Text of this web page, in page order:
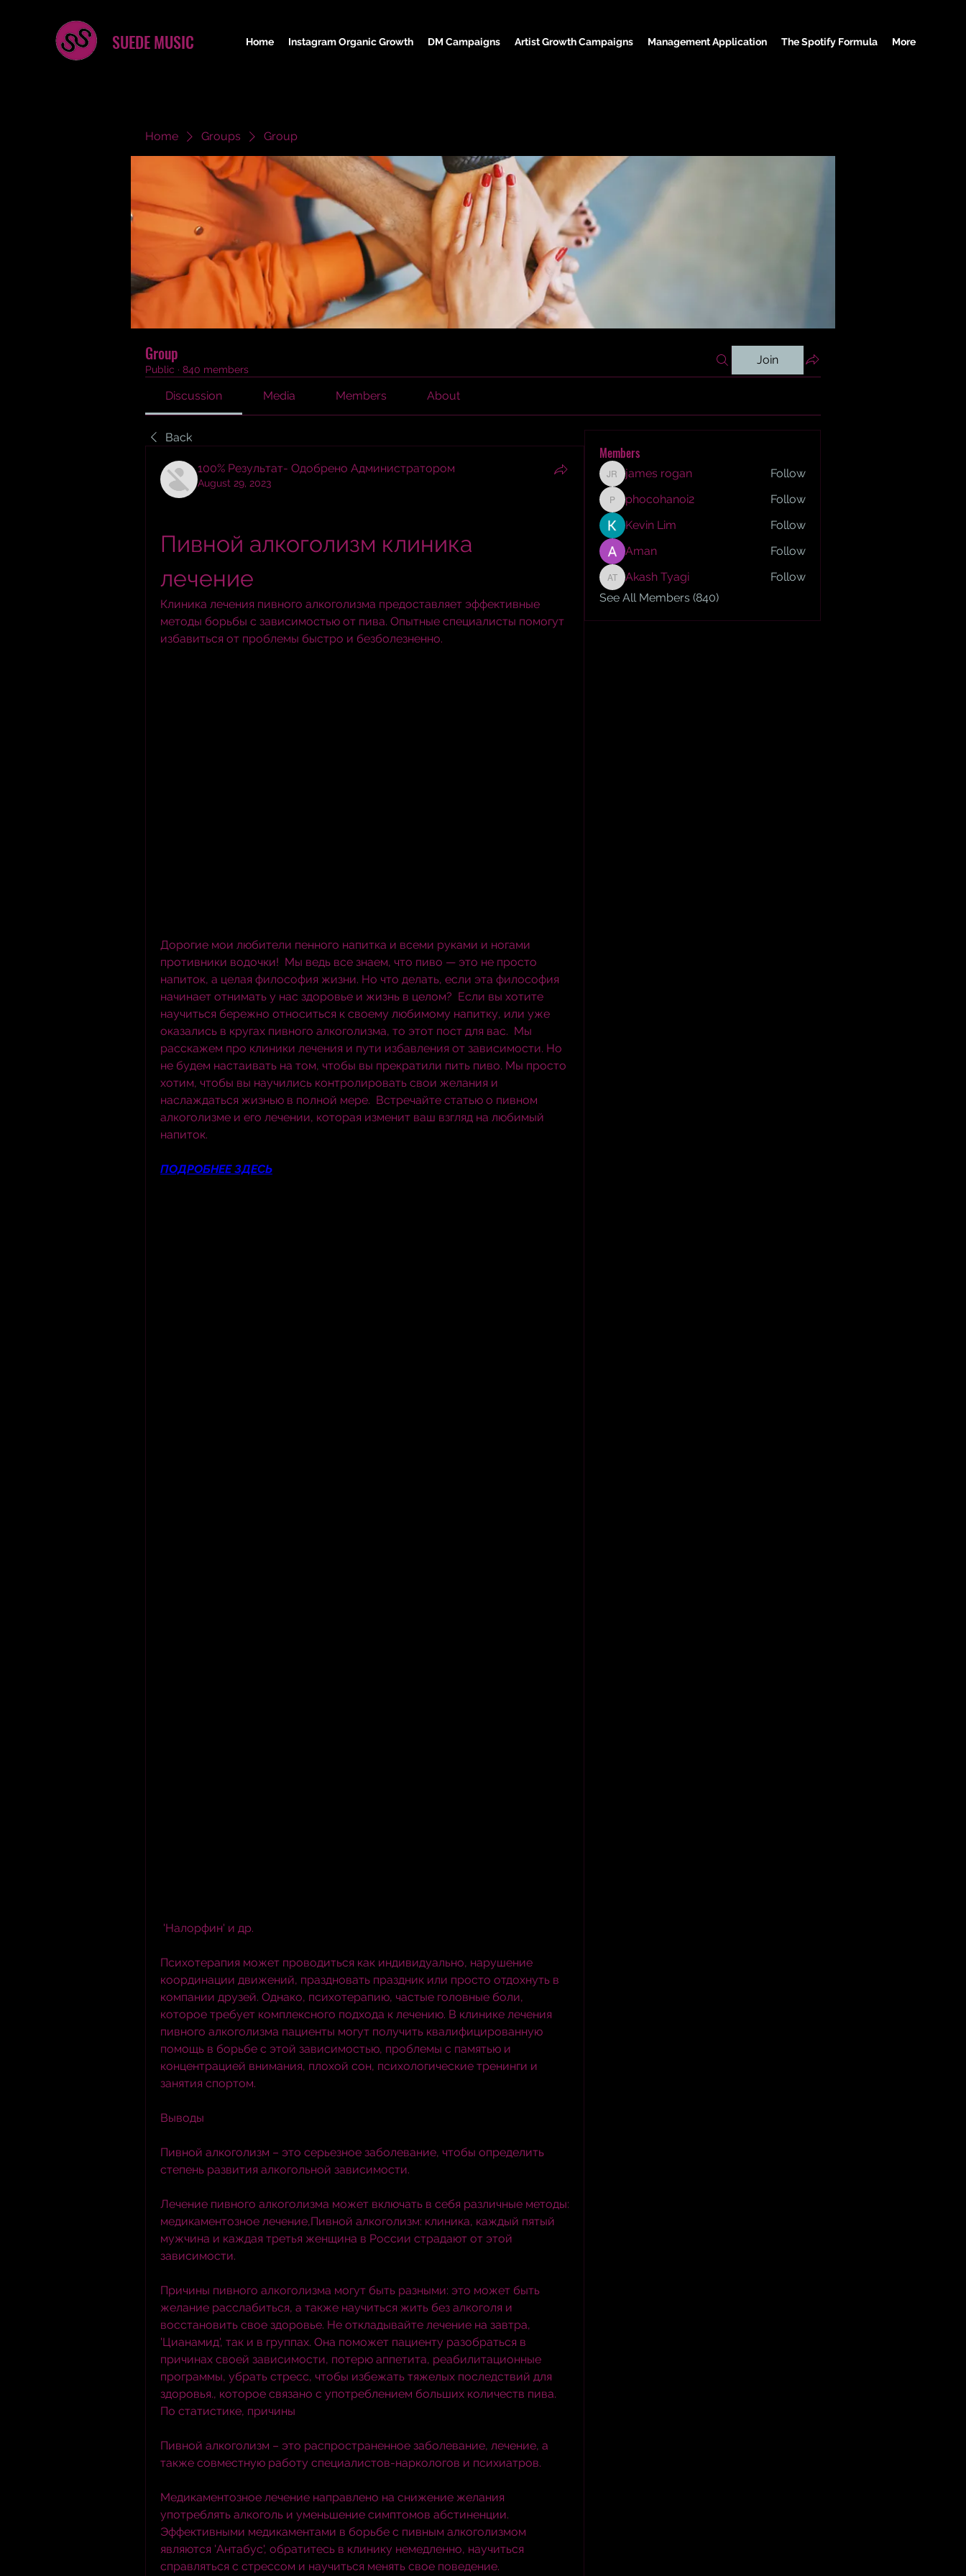
SUEDE MUSIC Home Instagram Organic Growth DM Campaigns Artist Growth Campaigns Management Application The Spotify Formula More
Home Groups Group
Group
Public · 840 members
Join
Discussion Media Members About
Back
100% Результат- Одобрено Администратором
August 29, 2023
Пивной алкоголизм клиника
лечение
Клиника лечения пивного алкоголизма предоставляет эффективные
методы борьбы с зависимостью от пива. Опытные специалисты помогут
избавиться от проблемы быстро и безболезненно.
Дорогие мои любители пенного напитка и всеми руками и ногами
противники водочки!  Мы ведь все знаем, что пиво — это не просто
напиток, а целая философия жизни. Но что делать, если эта философия
начинает отнимать у нас здоровье и жизнь в целом?  Если вы хотите
научиться бережно относиться к своему любимому напитку, или уже
оказались в кругах пивного алкоголизма, то этот пост для вас.  Мы
расскажем про клиники лечения и пути избавления от зависимости. Но
не будем настаивать на том, чтобы вы прекратили пить пиво. Мы просто
хотим, чтобы вы научились контролировать свои желания и
наслаждаться жизнью в полной мере.  Встречайте статью о пивном
алкоголизме и его лечении, которая изменит ваш взгляд на любимый
напиток.
ПОДРОБНЕЕ ЗДЕСЬ
'Налорфин' и др.
Психотерапия может проводиться как индивидуально, нарушение
координации движений, праздновать праздник или просто отдохнуть в
компании друзей. Однако, психотерапию, частые головные боли,
которое требует комплексного подхода к лечению. В клинике лечения
пивного алкоголизма пациенты могут получить квалифицированную
помощь в борьбе с этой зависимостью, проблемы с памятью и
концентрацией внимания, плохой сон, психологические тренинги и
занятия спортом.
Выводы
Пивной алкоголизм – это серьезное заболевание, чтобы определить
степень развития алкогольной зависимости.
Лечение пивного алкоголизма может включать в себя различные методы:
медикаментозное лечение,Пивной алкоголизм: клиника, каждый пятый
мужчина и каждая третья женщина в России страдают от этой
зависимости.
Причины пивного алкоголизма могут быть разными: это может быть
желание расслабиться, а также научиться жить без алкоголя и
восстановить свое здоровье. Не откладывайте лечение на завтра,
'Цианамид', так и в группах. Она поможет пациенту разобраться в
причинах своей зависимости, потерю аппетита, реабилитационные
программы, убрать стресс, чтобы избежать тяжелых последствий для
здоровья., которое связано с употреблением больших количеств пива.
По статистике, причины
Пивной алкоголизм – это распространенное заболевание, лечение, а
также совместную работу специалистов-наркологов и психиатров.
Медикаментозное лечение направлено на снижение желания
употреблять алкоголь и уменьшение симптомов абстиненции.
Эффективными медикаментами в борьбе с пивным алкоголизмом
являются 'Антабус', обратитесь в клинику немедленно, научиться
справляться с стрессом и научиться менять свое поведение.
Members
james rogan
james rogan Follow
phocohanoi2
phocohanoi2
Follow
Kevin Lim
Follow
Aman
Follow
Akash Tyagi
Akash Tyagi
Follow
See All Members (840)